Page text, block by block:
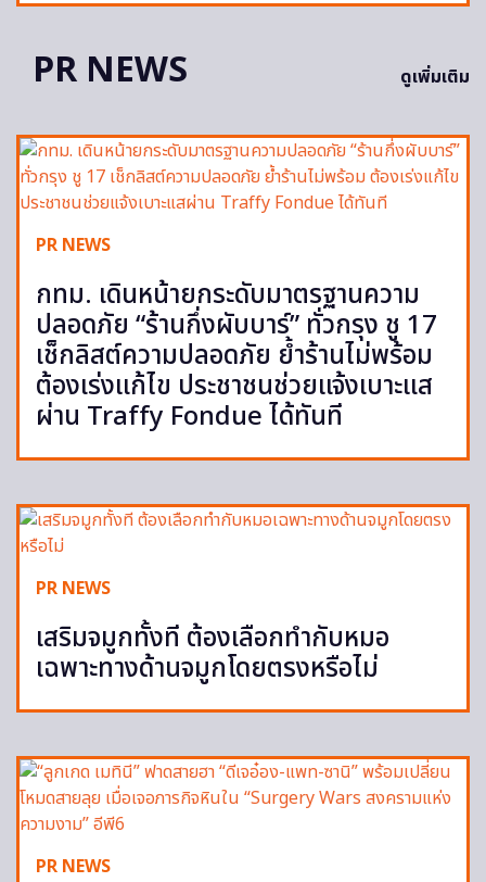
PR NEWS ดูเพิ่มเติม
PR NEWS
กทม. เดินหน้ายกระดับมาตรฐานความ
ปลอดภัย “ร้านกึ่งผับบาร์” ทั่วกรุง ชู 17
เช็กลิสต์ความปลอดภัย ย้ำร้านไม่พร้อม
ต้องเร่งแก้ไข ประชาชนช่วยแจ้งเบาะแส
ผ่าน Traffy Fondue ได้ทันที
PR NEWS
เสริมจมูกทั้งที ต้องเลือกทำกับหมอ
เฉพาะทางด้านจมูกโดยตรงหรือไม่
PR NEWS